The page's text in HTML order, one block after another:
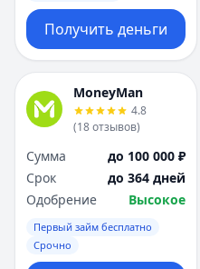
Получить деньги
MoneyMan
4.8
(18отзывов)
Сумма
до 100 000 ₽
Срок
до 364 дней
Одобрение
Высокое
Первый займ бесплатно
Срочно